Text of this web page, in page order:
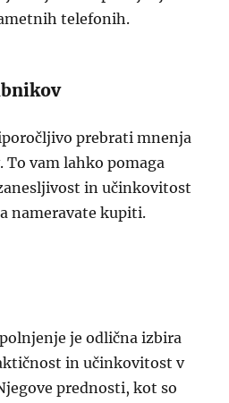
telefonih.
prebrati mnenja
vam lahko pomaga
in učinkovitost
nameravate kupiti.
je odlična izbira
in učinkovitost v
prednosti, kot so